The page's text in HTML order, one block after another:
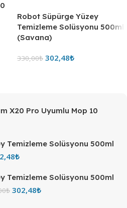
Robot Süpürge Yüzey
Temizleme Solüsyonu 500ml
(Savana)
330,00₺ 302,48₺
X20 Pro Uyumlu Mop 10
Temizleme Solüsyonu 500ml
₺
Temizleme Solüsyonu 500ml
₺ 302,48₺